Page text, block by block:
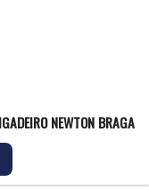
NEWTON BRAGA